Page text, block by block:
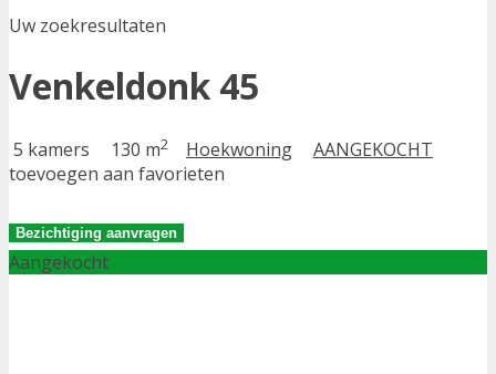
Uw zoekresultaten
Venkeldonk 45
5 kamers 130 m2 Hoekwoning
AANGEKOCHT
toevoegen aan favorieten
Bezichtiging aanvragen
Aangekocht